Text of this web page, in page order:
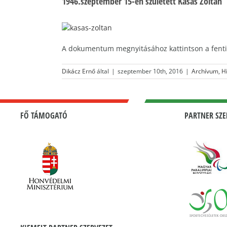
A dokumentum megnyitásához kattintson a
Dikácz Ernőáltal | szeptember 10th, 2016 | Archívum,
FŐ TÁMOGATÓ PARTNER